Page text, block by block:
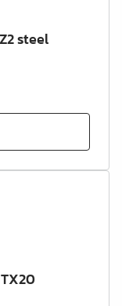
steel